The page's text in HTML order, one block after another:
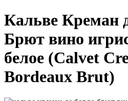
Кальве Креман
Брют вино
белое (Calvet
Bordeaux Brut)